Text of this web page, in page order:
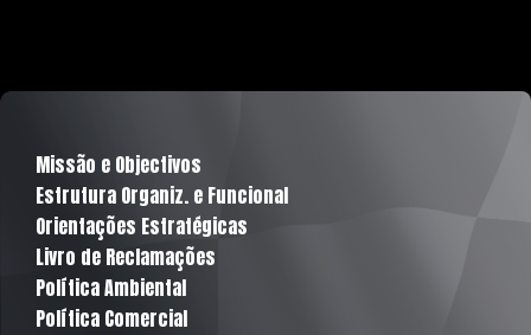
Missão e Objectivos
Estrutura Organiz. e Funcional
Orientações Estratégicas
Livro de Reclamações
Política Ambiental
Política Comercial